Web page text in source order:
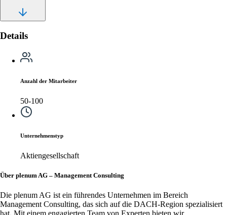
Details
Anzahl der Mitarbeiter
50-100
Unternehmenstyp
Aktiengesellschaft
Über plenum AG – Management Consulting
Die plenum AG ist ein führendes Unternehmen im Bereich
Management Consulting, das sich auf die DACH-Region spezialisiert